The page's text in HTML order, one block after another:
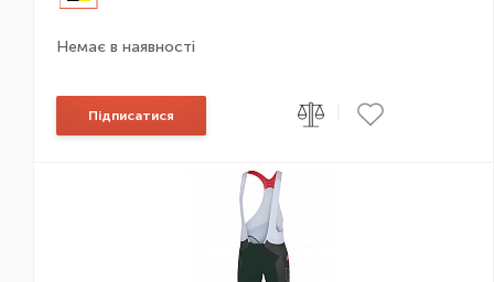
Немає в наявності
Підписатися